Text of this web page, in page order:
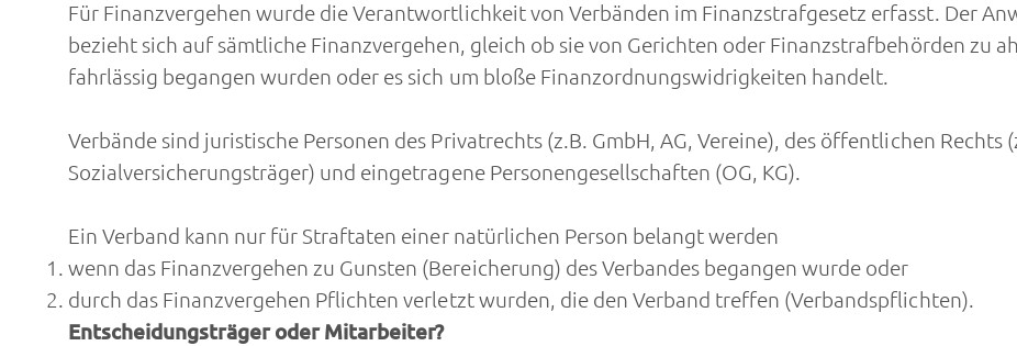
Für Finanzvergehen wurde die Verantwortlichkeit von Verbänden im Finanzstrafgesetz erfasst. Der
bezieht sich auf sämtliche Finanzvergehen, gleich ob sie von Gerichten oder Finanzstrafbehörden zu
fahrlässig begangen wurden oder es sich um bloße Finanzordnungswidrigkeiten handelt.
Verbände sind juristische Personen des Privatrechts (z.B. GmbH, AG, Vereine), des öffentlichen Rechts
Sozialversicherungsträger) und eingetragene Personengesellschaften (OG, KG).
Ein Verband kann nur für Straftaten einer natürlichen Person belangt werden
wenn das Finanzvergehen zu Gunsten (Bereicherung) des Verbandes begangen wurde oder
durch das Finanzvergehen Pflichten verletzt wurden, die den Verband treffen (Verbandspflichten).
Entscheidungsträger oder Mitarbeiter?